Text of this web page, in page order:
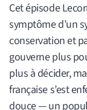
Cet épisode
symptôme d’un
conservation et
gouverne plus
plus à décider,
française s’est
douce — un